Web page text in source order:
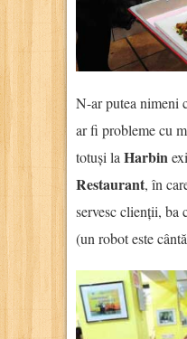
N-ar putea nimeni
ar fi probleme cu
totuși la Harbin
Restaurant, în
servesc clienții, ba
(un robot este